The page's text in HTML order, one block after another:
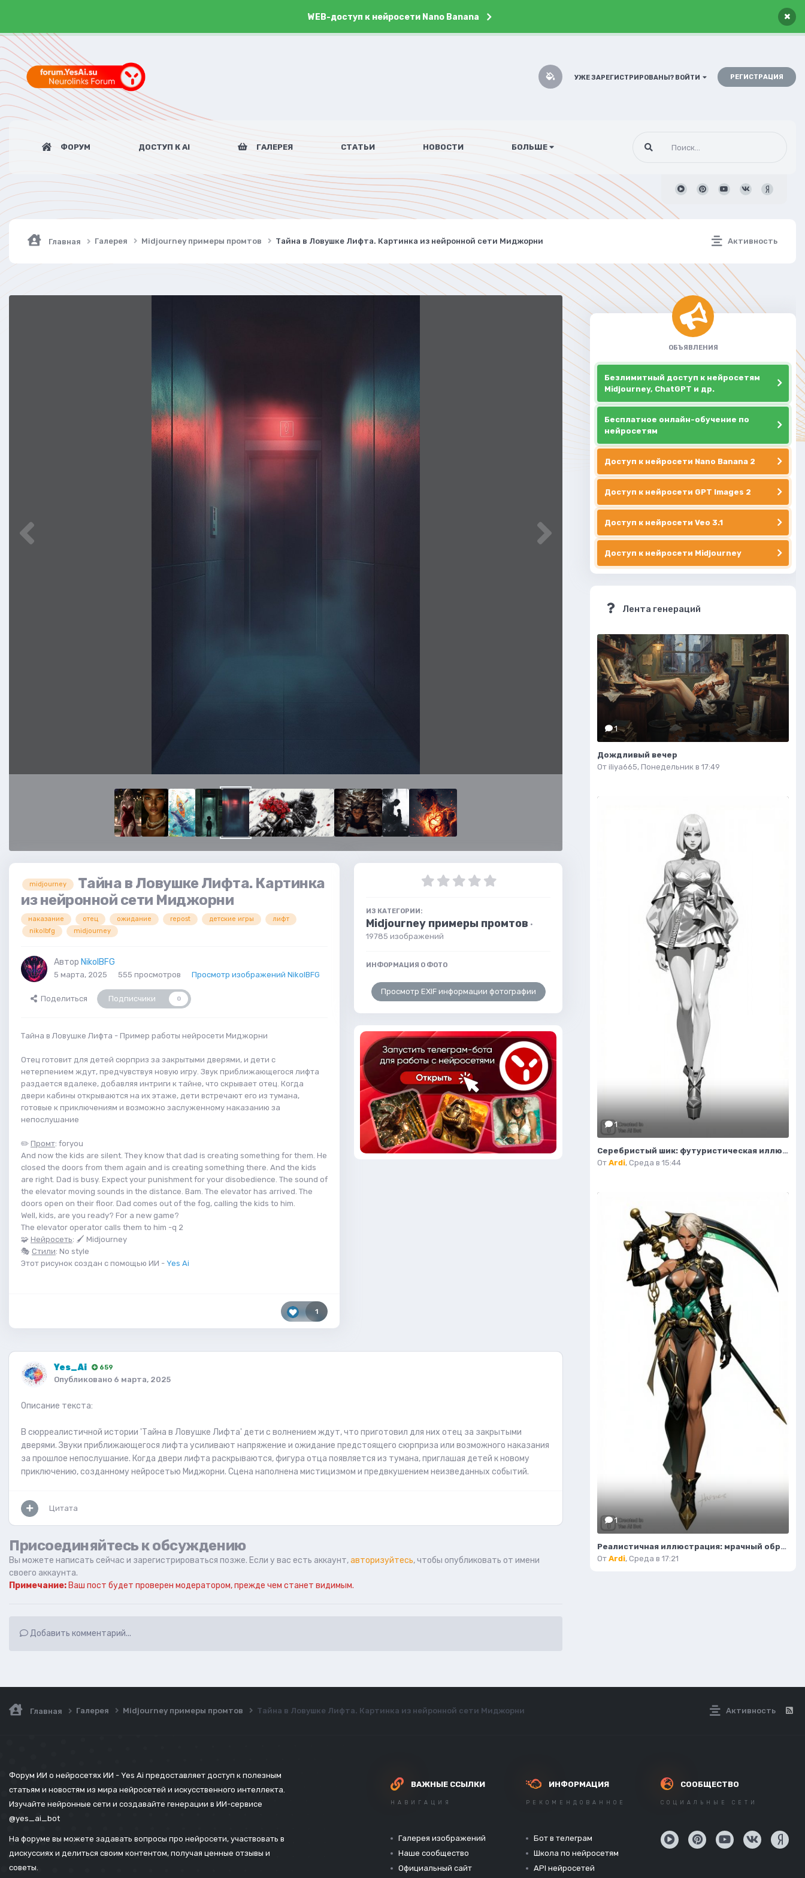
WEB-доступ к нейросети Nano Banana ×
УЖЕ ЗАРЕГИСТРИРОВАНЫ? ВОЙТИ РЕГИСТРАЦИЯ
ФОРУМ ДОСТУП К AI ГАЛЕРЕЯ СТАТЬИ НОВОСТИ БОЛЬШЕ
Активность
Главная Галерея Midjourney примеры промтов Тайна в Ловушке Лифта. Картинка из нейронной сети Миджорни
midjourney
Тайна в Ловушке Лифта. Картинка
из нейронной сети Миджорни
наказание отец ожидание repost детские игры
лифт
nikolbfg
midjourney
Автор NikolBFG
5 марта, 2025 555 просмотров Просмотр изображений NikolBFG
Поделиться Подписчики 0
Тайна в Ловушке Лифта - Пример работы нейросети Миджорни
Отец готовит для детей сюрприз за закрытыми дверями, и дети с
нетерпением ждут, предчувствуя новую игру. Звук приближающегося лифта
раздается вдалеке, добавляя интриги к тайне, что скрывает отец. Когда
двери кабины открываются на их этаже, дети встречают его из тумана,
готовые к приключениям и возможно заслуженному наказанию за
непослушание
✏️ Промт: foryou
And now the kids are silent. They know that dad is creating something for them. He
closed the doors from them again and is creating something there. And the kids
are right. Dad is busy. Expect your punishment for your disobedience. The sound of
the elevator moving sounds in the distance. Bam. The elevator has arrived. The
doors open on their floor. Dad comes out of the fog, calling the kids to him.
Well, kids, are you ready? For a new game?
The elevator operator calls them to him -q 2
🧩 Нейросеть: 🖌 Midjourney
🎭 Стили: No style
Этот рисунок создан с помощью ИИ - Yes Ai
1
ИЗ КАТЕГОРИИ:
Midjourney примеры промтов ·
19785 изображений
ИНФОРМАЦИЯ О ФОТО
Просмотр EXIF информации фотографии
Yes_Ai 659
Опубликовано 6 марта, 2025
Описание текста:
В сюрреалистичной истории 'Тайна в Ловушке Лифта' дети с волнением ждут, что приготовил для них отец за закрытыми
дверями. Звуки приближающегося лифта усиливают напряжение и ожидание предстоящего сюрприза или возможного наказания
за прошлое непослушание. Когда двери лифта раскрываются, фигура отца появляется из тумана, приглашая детей к новому
приключению, созданному нейросетью Миджорни. Сцена наполнена мистицизмом и предвкушением неизведанных событий.
Цитата
Присоединяйтесь к обсуждению
Вы можете написать сейчас и зарегистрироваться позже. Если у вас есть аккаунт,авторизуйтесь, чтобы опубликовать от имени
своего аккаунта.
Примечание: Ваш пост будет проверен модератором, прежде чем станет видимым.
Добавить комментарий...
ОБЪЯВЛЕНИЯ
Безлимитный доступ к нейросетям
Midjourney, ChatGPT и др.
Бесплатное онлайн-обучение по
нейросетям
Доступ к нейросети Nano Banana 2
Доступ к нейросети GPT Images 2
Доступ к нейросети Veo 3.1
Доступ к нейросети Midjourney
Лента генераций
1
Дождливый вечер
От iliya665, Понедельник в 17:49
1
Серебристый шик: футуристическая иллюстрация высокой моды. Изображение из нейросети Flux.1
От Ardi, Среда в 15:44
1
Реалистичная иллюстрация: мрачный образ воительницы-жнеца в фантазийном стиле. Картинка из нейросети Flux
От Ardi, Среда в 17:21
Активность
Главная Галерея Midjourney примеры промтов Тайна в Ловушке Лифта. Картинка из нейронной сети Миджорни
Форум ИИ о нейросетях ИИ - Yes Ai предоставляет доступ к полезным
статьям и новостям из мира нейросетей и искусственного интеллекта.
Изучайте нейронные сети и создавайте генерации в ИИ-сервисе
@yes_ai_bot
На форуме вы можете задавать вопросы про нейросети, участвовать в
дискуссиях и делиться своим контентом, получая ценные отзывы и
советы.
ВАЖНЫЕ ССЫЛКИ
НАВИГАЦИЯ
Галерея изображений
Наше сообщество
Официальный сайт
ИНФОРМАЦИЯ
РЕКОМЕНДОВАННОЕ
Бот в телеграм
Школа по нейросетям
API нейросетей
СООБЩЕСТВО
СОЦИАЛЬНЫЕ СЕТИ